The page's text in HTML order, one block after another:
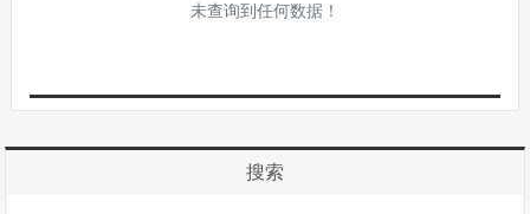
未查询到任何数据！
搜索